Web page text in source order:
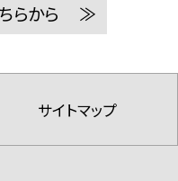
らから
サイトマップ